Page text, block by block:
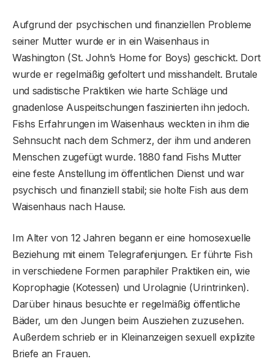
Aufgrund der psychischen und finanziellen Probleme
seiner Mutter wurde er in ein Waisenhaus in
Washington (St. John’s Home for Boys) geschickt. Dort
wurde er regelmäßig gefoltert und misshandelt. Brutale
und sadistische Praktiken wie harte Schläge und
gnadenlose Auspeitschungen faszinierten ihn jedoch.
Fishs Erfahrungen im Waisenhaus weckten in ihm die
Sehnsucht nach dem Schmerz, der ihm und anderen
Menschen zugefügt wurde. 1880 fand Fishs Mutter
eine feste Anstellung im öffentlichen Dienst und war
psychisch und finanziell stabil; sie holte Fish aus dem
Waisenhaus nach Hause.
Im Alter von 12 Jahren begann er eine homosexuelle
Beziehung mit einem Telegrafenjungen. Er führte Fish
in verschiedene Formen paraphiler Praktiken ein, wie
Koprophagie (Kotessen) und Urolagnie (Urintrinken).
Darüber hinaus besuchte er regelmäßig öffentliche
Bäder, um den Jungen beim Ausziehen zuzusehen.
Außerdem schrieb er in Kleinanzeigen sexuell explizite
Briefe an Frauen.